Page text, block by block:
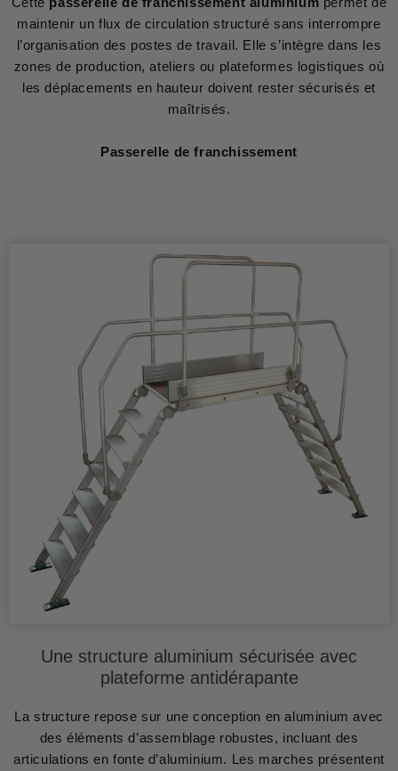
maintenir un flux de circulation structuré sans interrompre
l’organisation des postes de travail. Elle s’intègre dans les
zones de production, ateliers ou plateformes logistiques où
les déplacements en hauteur doivent rester sécurisés et
maîtrisés.
Passerelle de franchissement
Une structure aluminium sécurisée avec
plateforme antidérapante
La structure repose sur une conception en aluminium avec
des éléments d’assemblage robustes, incluant des
articulations en fonte d’aluminium. Les marches présentent